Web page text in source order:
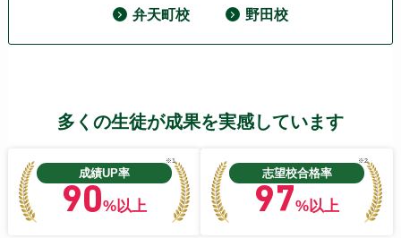
弁天町校 野田校
多くの生徒が成果を実感しています
成績UP率
※1
90%以上
志望校合格率
※2
97%以上